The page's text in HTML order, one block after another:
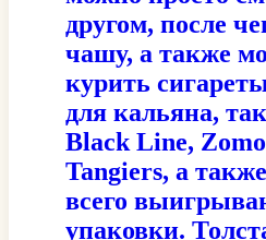
другом, после
чашу, а также
курить
для кальяна,
Black Line,
Tangiers, а
всего
упаковки.